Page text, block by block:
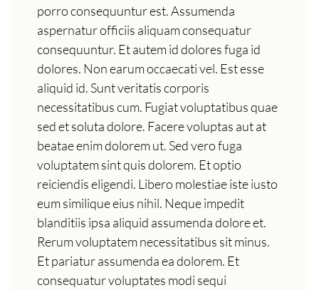
porro consequuntur est. Assumenda
aspernatur officiis aliquam consequatur
consequuntur. Et autem id dolores fuga id
dolores. Non earum occaecati vel. Est esse
aliquid id. Sunt veritatis corporis
necessitatibus cum. Fugiat voluptatibus quae
sed et soluta dolore. Facere voluptas aut at
beatae enim dolorem ut. Sed vero fuga
voluptatem sint quis dolorem. Et optio
reiciendis eligendi. Libero molestiae iste iusto
eum similique eius nihil. Neque impedit
blanditiis ipsa aliquid assumenda dolore et.
Rerum voluptatem necessitatibus sit minus.
Et pariatur assumenda ea dolorem. Et
consequatur voluptates modi sequi